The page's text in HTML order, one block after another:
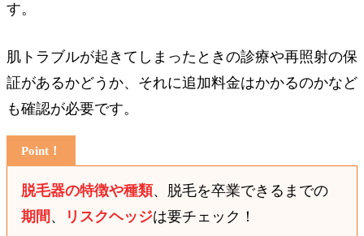
す。
肌トラブルが起きてしまったときの診療や再照射の保
証があるかどうか、それに追加料金はかかるのかなど
も確認が必要です。
脱毛器の特徴や種類、脱毛を卒業できるまでの
期間 、 リスクヘッジは要チェック！